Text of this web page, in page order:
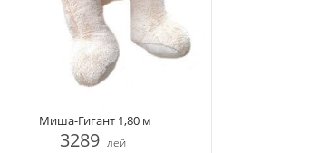
Миша-Гигант 1,80 м
3289 лей